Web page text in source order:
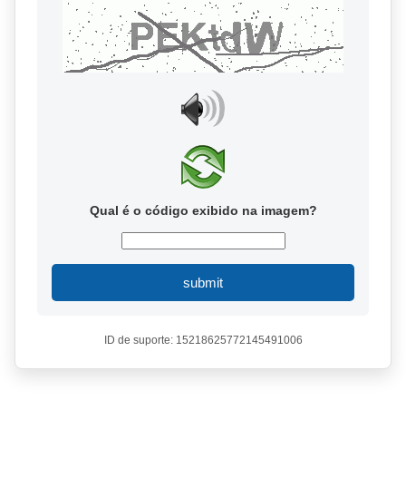
Qual é o código exibido na imagem?
submit
ID de suporte: 15218625772145491006